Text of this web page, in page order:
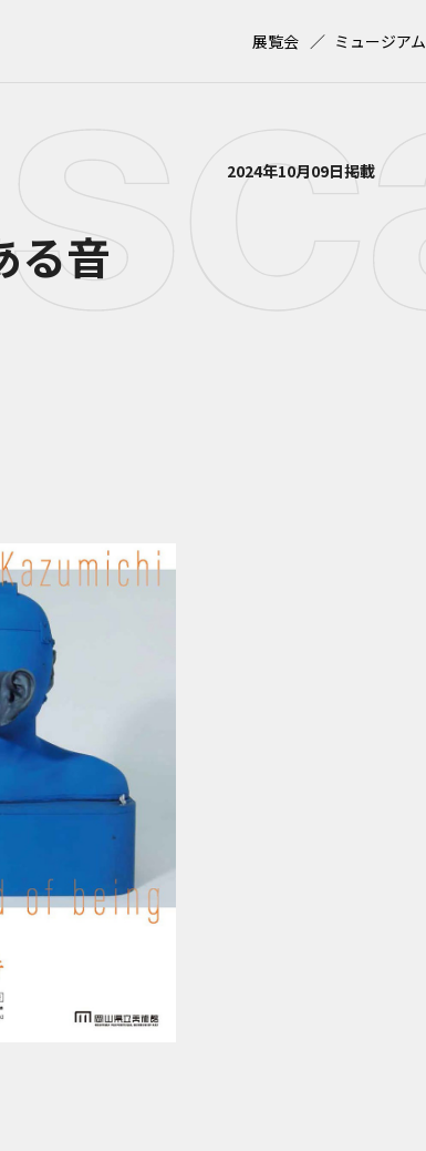
展覧会 ミュージアム
2024年10月09日掲載
る音